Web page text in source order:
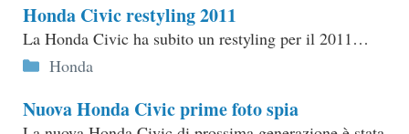
Honda Civic restyling 2011
La Honda Civic ha subito un restyling per il 2011…
Categorie
Honda
Nuova Honda Civic prime foto spia